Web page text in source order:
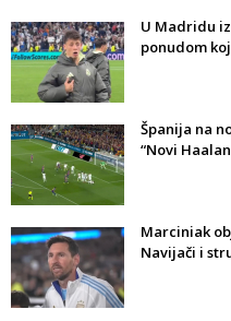
U Madridu
ponudom
Španija na
“Novi
Marciniak
Navijači i